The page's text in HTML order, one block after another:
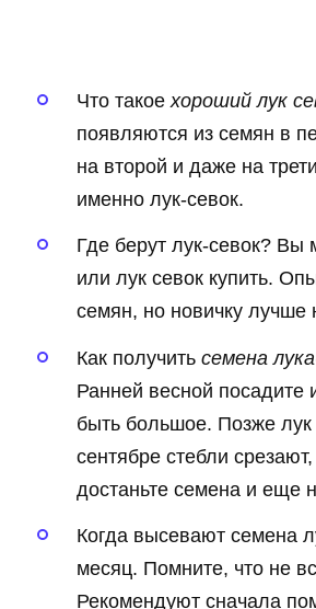
Что такое хороший лук
появляются из семян в
на второй и даже на
именно лук-севок.
Где берут лук-севок? Вы
или лук севок купить.
семян, но новичку лучше
Как получить семена
Ранней весной посадите
быть большое. Позже лук
сентябре стебли
достаньте семена и еще
Когда высевают семена
месяц. Помните, что не
Рекомендуют сначала